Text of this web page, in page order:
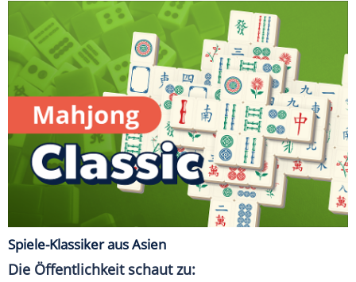
Spiele-Klassiker aus Asien
Die Öffentlichkeit schaut zu: